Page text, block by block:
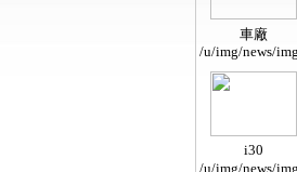
車廠
/u/img/news/
i30
/u/img/news/